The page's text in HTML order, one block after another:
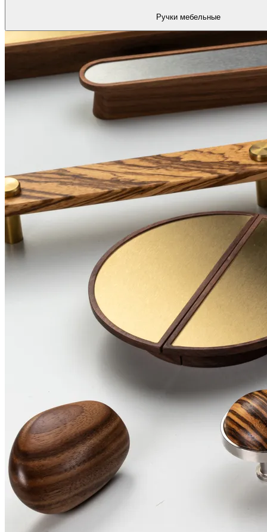
Ручки мебельные